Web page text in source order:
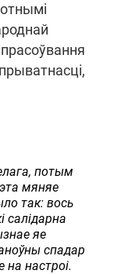
потым
мяняе
так: вось
салідарна
яе
спадар
на настроі.